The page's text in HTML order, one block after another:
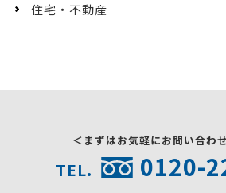
住宅・不動産
＜まずはお気軽にお問い合わ
TEL. 0120-